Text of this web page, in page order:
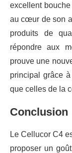
excellent
au cœur de son
produits de
répondre aux
prouve une
principal grâce
que celles de la
Conclusion
Le Cellucor C4
proposer un